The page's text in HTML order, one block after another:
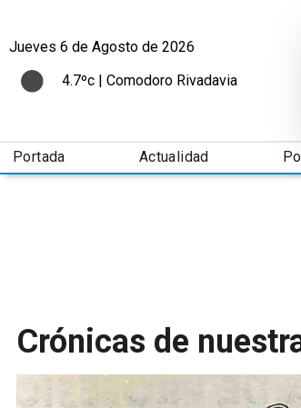
Jueves 6 de Agosto de 2026
4.7ºc | Comodoro Rivadavia
Portada Actualidad
Crónicas de